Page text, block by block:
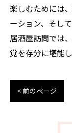
楽しむためには
ーション、そし
居酒屋訪問では
覚を存分に堪能
< 前のページ